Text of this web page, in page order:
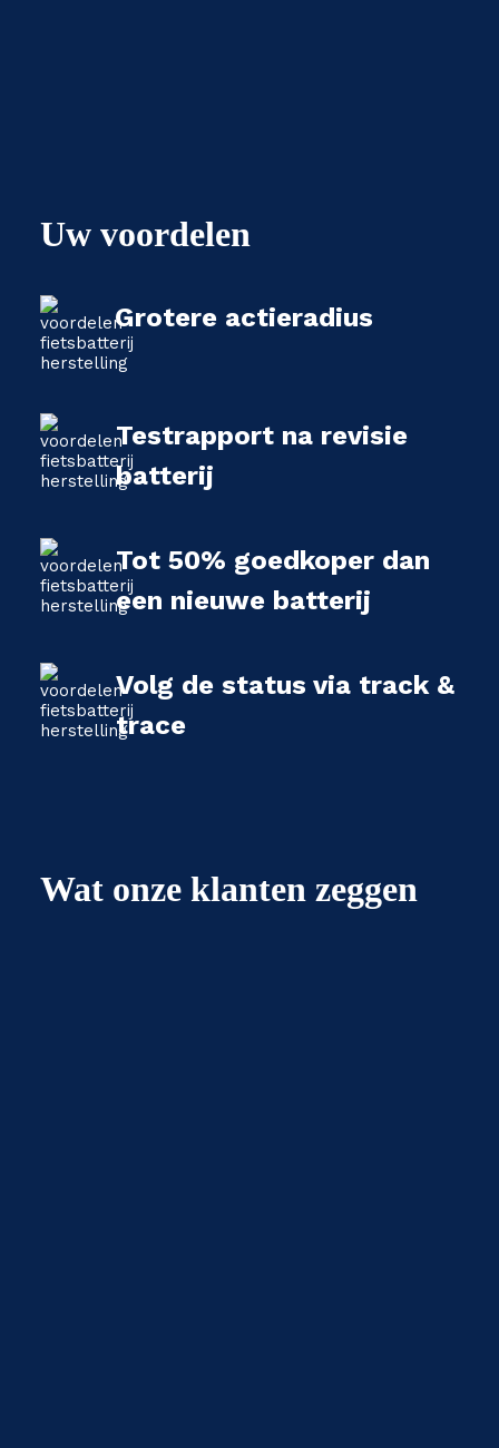
Uw voordelen
Grotere actieradius
Testrapport na revisie
batterij
Tot 50% goedkoper dan
een nieuwe batterij
Volg de status via track &
trace
Wat onze klanten zeggen